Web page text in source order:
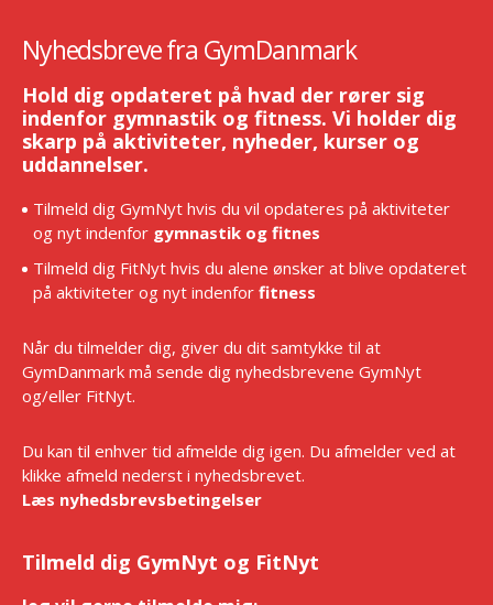
Nyhedsbreve fra GymDanmark
Hold dig opdateret på hvad der rører sig
indenfor gymnastik og fitness. Vi holder dig
skarp på aktiviteter, nyheder, kurser og
uddannelser.
Tilmeld dig GymNyt hvis du vil opdateres på aktiviteter
og nyt indenfor gymnastik og fitnes
Tilmeld dig FitNyt hvis du alene ønsker at blive opdateret
på aktiviteter og nyt indenfor fitness
Når du tilmelder dig, giver du dit samtykke til at
GymDanmark må sende dig nyhedsbrevene GymNyt
og/eller FitNyt.
Du kan til enhver tid afmelde dig igen. Du afmelder ved at
klikke afmeld nederst i nyhedsbrevet.
Læs nyhedsbrevsbetingelser
Tilmeld dig GymNyt og FitNyt